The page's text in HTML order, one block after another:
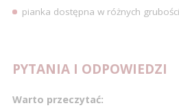
pianka dostępna w różnych
PYTANIA I ODPOWIEDZI
Warto przeczytać: